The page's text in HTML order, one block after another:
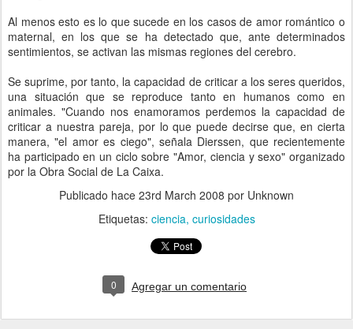
Al menos esto es lo que sucede en los casos de amor romántico o
maternal, en los que se ha detectado que, ante determinados
sentimientos, se activan las mismas regiones del cerebro.
Se suprime, por tanto, la capacidad de criticar a los seres queridos,
una situación que se reproduce tanto en humanos como en
animales. "Cuando nos enamoramos perdemos la capacidad de
criticar a nuestra pareja, por lo que puede decirse que, en cierta
manera, "el amor es ciego", señala Dierssen, que recientemente
ha participado en un ciclo sobre "Amor, ciencia y sexo" organizado
por la Obra Social de La Caixa.
Publicado hace 23rd March 2008 por Unknown
Etiquetas: ciencia curiosidades
0 Agregar un comentario